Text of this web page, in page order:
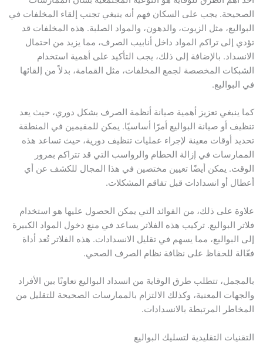
الصحيحة. يجب على السكان فهم أنه ينبغي تجنب إلقاء المخلفات في
البواليع، مثل الزيوت، والدهون، والمواد الصلبة. هذه المخلفات قد
تؤدي إلى تراكم المواد داخل أنابيب الصرف، مما يزيد من احتمال
الانسداد. بالإضافة إلى ذلك، يجب التأكيد على أهمية استخدام
الشبكات المخصصة لجمع المخلفات، مثل القمامة، بدلاً من إلقائها
في البواليع.
كما ينبغي تعزيز أهمية صيانة أنظمة الصرف بشكل دوري، حيث يعد
تنظيف أو صيانة البواليع أمرًا أساسيًا. يمكن للمقيمين في المنطقة
تحديد أوقات معينة لإجراء عمليات تنظيف دورية، حيث تساعد هذه
الممارسات في إزالة الحطام والرواسب التي قد تتراكم بمرور
الوقت. يمكن أيضًا تعيين مختصين في هذا المجال للكشف عن أي
أعطال أو انسدادات قبل تفاقم المشكلات.
علاوة على ذلك، من الفوائد التي يمكن الحصول عليها هو استخدام
فلاتر البواليع. تركيب هذه الفلاتر يساعد في منع دخول المواد الكبيرة
إلى البواليع، مما يسهم في تقليل الانسدادات. هذه الفلاتر تُعد أداة
فعّالة للحفاظ على نظافة نظام الصرف الصحي.
بالمجمل، تتطلب طرق الوقاية من انسداد البواليع تعاونًا بين الأفراد
والجهات المعنية، وكذلك الالتزام بالممارسات الصحيحة للتقليل من
المخاطر المرتبطة بالانسدادات.
التقنيات التقليدية لتسليك البواليع